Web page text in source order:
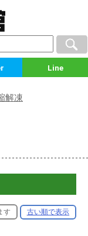
Line
解凍
す 古い順で表示